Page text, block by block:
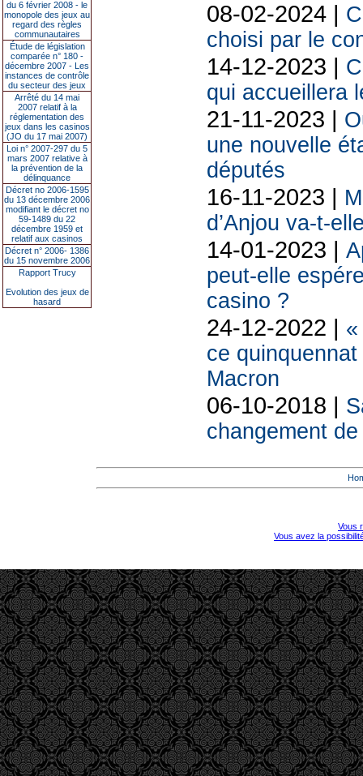
du 6 février 2008 - le
monopole des jeux au
regard des règles
communautaires
Étude de législation
comparée n° 180 -
décembre 2007 - Les
instances de contrôle
du secteur des jeux
Arrêté du 14 mai
2007 relatif à la
réglementation des
jeux dans les casinos
(JO du 17 mai 2007)
Loi n° 2007-297 du 5
mars 2007 relative à
la prévention de la
délinquance
Décret no 2006-1595
du 13 décembre 2006
modifiant le décret no
59-1489 du 22
décembre 1959 et
relatif aux casinos
Décret n° 2006- 1386
du 15 novembre 2006
Rapport Trucy
Evolution des jeux de
hasard
08-02-2024 |
choisi par le
14-12-2023 |
qui accueillera
21-11-2023 |
une nouvelle
députés
16-11-2023 |
d’Anjou va-t-
14-01-2023 |
peut-elle
casino ?
24-12-2022 |
ce quinquennat
Macron
06-10-2018 |
changement
Vous
Vous avez la